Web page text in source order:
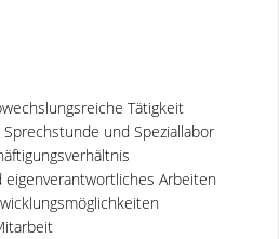
Tätigkeit
und Speziallabor
eigenverantwortliches Arbeiten